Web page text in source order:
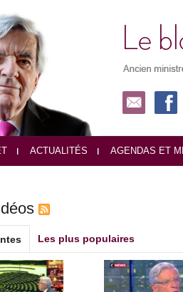
ACTUALITÉS AGENDAS ET
Les plus populaires